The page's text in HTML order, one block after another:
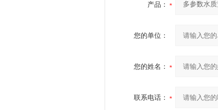
产品：
您的单位：
您的姓名：
联系电话：